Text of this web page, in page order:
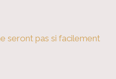
seront pas si facilement